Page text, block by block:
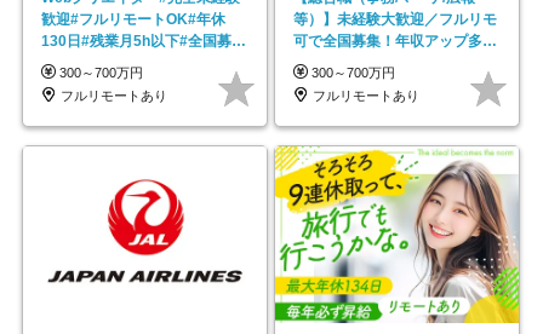
歓迎#フルリモートOK#年休
130日#残業月5h以下#全国募集
#最大1年の研修
300～700万円
フルリモートあり
等）】未経験大歓迎／フルリモ
可で全国募集！年収アップ多数
★年休最大130日★
300～700万円
フルリモートあり